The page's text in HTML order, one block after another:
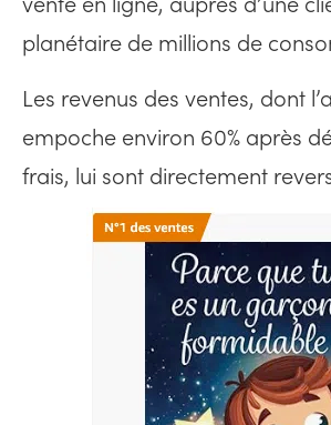
planétaire de millions de
Les revenus des ventes, dont
empoche environ 60% après
frais, lui sont directement